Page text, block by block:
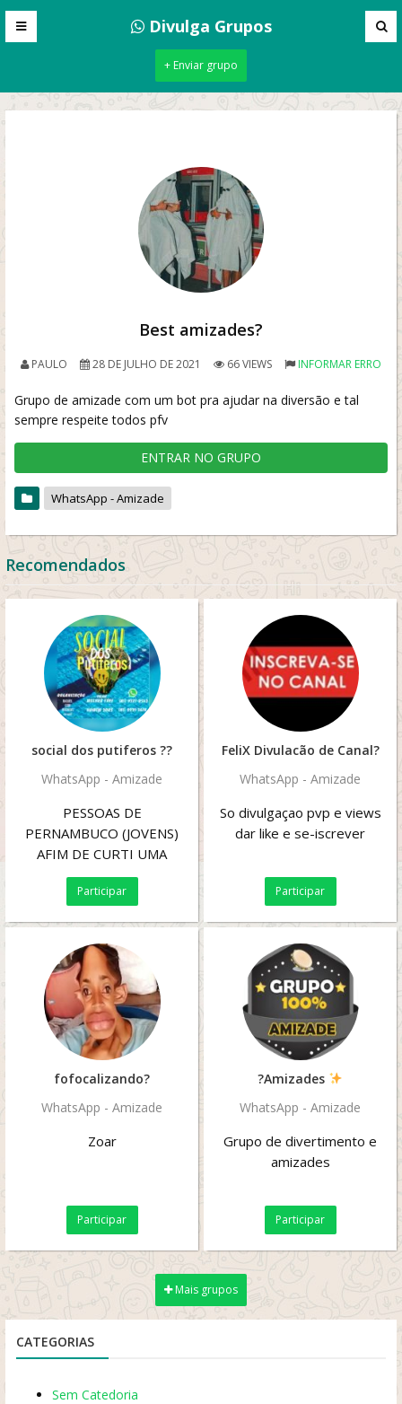
Divulga Grupos
+ Enviar grupo
Best amizades?
PAULO 28 DE JULHO DE 2021 66 VIEWS INFORMAR ERRO
Grupo de amizade com um bot pra ajudar na diversão e tal
sempre respeite todos pfv
ENTRAR NO GRUPO
WhatsApp - Amizade
Recomendados
social dos putiferos ??
WhatsApp - Amizade
PESSOAS DE
PERNAMBUCO (JOVENS)
AFIM DE CURTI UMA
FESTINHA MUITO LOUCA
SO ACESA O LINK DATA DA
Participar
FeliX Divulacão de Canal?
WhatsApp - Amizade
So divulgaçao pvp e views
dar like e se-iscrever
Participar
fofocalizando?️
WhatsApp - Amizade
Zoar
Participar
?Amizades
WhatsApp - Amizade
Grupo de divertimento e
amizades
Participar
Mais grupos
CATEGORIAS
Sem Catedoria